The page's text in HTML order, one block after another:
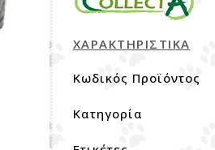
ΧΑΡΑΚΤΗΡΙΣΤΙΚΑ
Κωδικός Προϊόντος
Κατηγορία